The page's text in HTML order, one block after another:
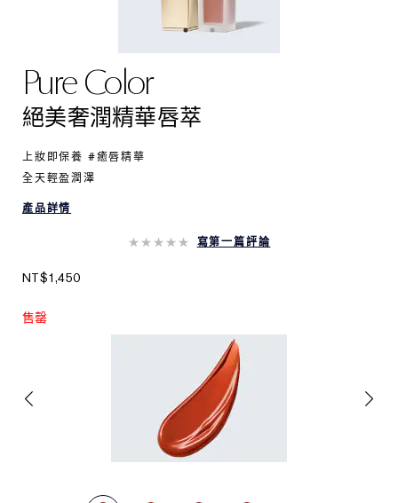
Pure Color
絕美奢潤精華唇萃
上妝即保養 #癒唇精華
全天輕盈潤澤
產品詳情
寫第一篇評論
NT$1,450
售罄